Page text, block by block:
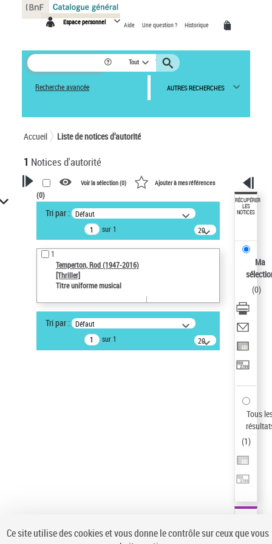
Espace personnel Aide Une question ? Historique
Tout
Recherche avancée AUTRES RECHERCHES
Accueil Liste de notices d’autorité
1 Notices d'autorité
VOTRE RECHERCHE
Recherche avancée dans les
notices d’autorité
Œuvres liées à l'auteur :
Temperton, Rod (1947-2016)
Sauvegarder votre recherche
AFFINER
Type de notice d'autorité
Voir la sélection (0) Ajouter à mes références
(0)
Tri par : Défaut
sur 1
20
résultats/page
1
Temperton, Rod (1947-2016)
[Thriller]
Titre uniforme musical
Tri par : Défaut
sur 1
20
résultats/page
RÉCUPÉRER
LES
NOTICES
Ma
(0)
Tous
(1)
Panneau de gestion des cookies
Ce site utilise des cookies et vous donne le contrôle sur ceux que vous